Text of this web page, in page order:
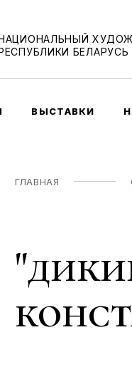
БЕЛАРУСЬ
ВЫСТАВКИ
ГЛАВНАЯ